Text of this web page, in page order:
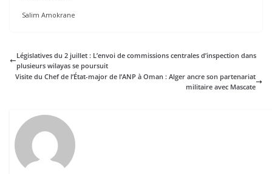
Salim Amokrane
Législatives du 2 juillet : L’envoi de commissions centrales d’inspection dans
plusieurs wilayas se poursuit
Visite du Chef de l’État-major de l’ANP à Oman : Alger ancre son partenariat
militaire avec Mascate